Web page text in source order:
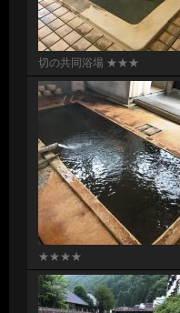
切の共同浴場 ★★★
★★★★